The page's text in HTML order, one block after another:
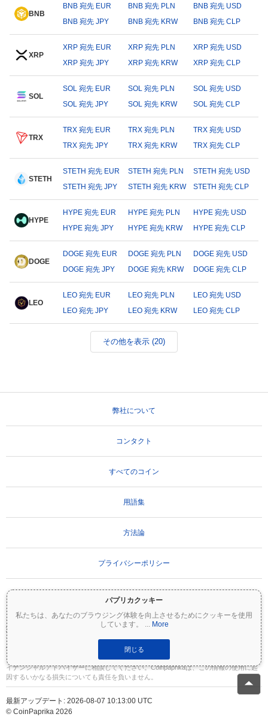
パプリカクッキー
私たちは、あなたのブラウジング体験を向上させるためにクッキーを使用
しています。
... More
閉じる
BNB
BNB 宛先 EUR BNB 宛先 PLN
BNB 宛先 USD
BNB 宛先 JPY
BNB 宛先 KRW BNB 宛先 CLP
XRP
XRP 宛先 EUR XRP 宛先 PLN
XRP 宛先 USD
XRP 宛先 JPY
XRP 宛先 KRW XRP 宛先 CLP
SOL
SOL 宛先 EUR SOL 宛先 PLN
SOL 宛先 USD
SOL 宛先 JPY
SOL 宛先 KRW SOL 宛先 CLP
TRX
TRX 宛先 EUR TRX 宛先 PLN
TRX 宛先 USD
TRX 宛先 JPY
TRX 宛先 KRW TRX 宛先 CLP
STETH
STETH 宛先 EUR STETH 宛先 PLN
STETH 宛先 USD
STETH 宛先 JPY
STETH 宛先 KRW STETH 宛先 CLP
HYPE
HYPE 宛先 EUR HYPE 宛先 PLN
HYPE 宛先 USD
HYPE 宛先 JPY
HYPE 宛先 KRW HYPE 宛先 CLP
DOGE
DOGE 宛先 EUR DOGE 宛先 PLN
DOGE 宛先 USD
DOGE 宛先 JPY
DOGE 宛先 KRW DOGE 宛先 CLP
LEO
LEO 宛先 EUR LEO 宛先 PLN
LEO 宛先 USD
LEO 宛先 JPY
LEO 宛先 KRW LEO 宛先 CLP
その他を表示 (20)
弊社について
コンタクト
すべてのコイン
用語集
方法論
プライバシーポリシー
重要な免責事項：
暗号資産は非常にボラティリティが高く、重大なリスクを伴いま
す。投資額の一部または全額を失う可能性があります。Coinpaprikaのすべての情報は
情報提供のみを目的としており、財務または投資のアドバイスを構成するものではあ
りません。投資判断を行う前に、必ずご自身で調査（DYOR）を行い、資格のあるファ
イナンシャルアドバイザーに相談してください。Coinpaprikaは、この情報の使用に起
因するいかなる損失についても責任を負いません。
最新アップデート: 2026-08-07 10:13:00 UTC
© CoinPaprika 2026